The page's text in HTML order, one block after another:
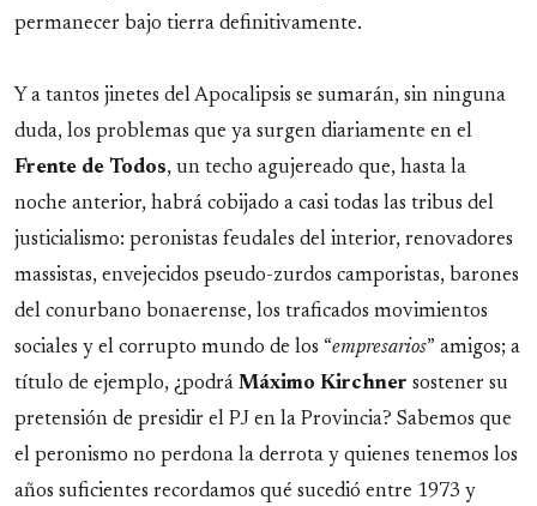
permanecer bajo tierra definitivamente.
Y a tantos jinetes del Apocalipsis se sumarán, sin ninguna
duda, los problemas que ya surgen diariamente en el
Frente de Todos, un techo agujereado que, hasta la
noche anterior, habrá cobijado a casi todas las tribus del
justicialismo: peronistas feudales del interior, renovadores
massistas, envejecidos pseudo-zurdos camporistas, barones
del conurbano bonaerense, los traficados movimientos
sociales y el corrupto mundo de los “empresarios” amigos; a
título de ejemplo, ¿podrá Máximo Kirchner sostener su
pretensión de presidir el PJ en la Provincia? Sabemos que
el peronismo no perdona la derrota y quienes tenemos los
años suficientes recordamos qué sucedió entre 1973 y